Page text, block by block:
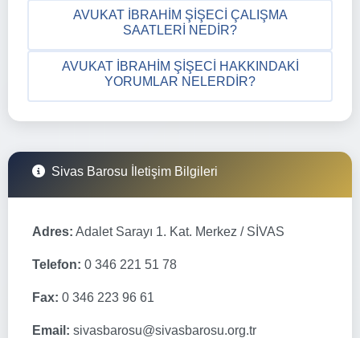
AVUKAT İBRAHIM ŞIŞECI ÇALIŞMA
SAATLERI NEDIR?
AVUKAT İBRAHIM ŞIŞECI HAKKINDAKI
YORUMLAR NELERDIR?
Sivas Barosu İletişim Bilgileri
Adres: Adalet Sarayı 1. Kat. Merkez / SİVAS
Telefon: 0 346 221 51 78
Fax: 0 346 223 96 61
Email: sivasbarosu@sivasbarosu.org.tr